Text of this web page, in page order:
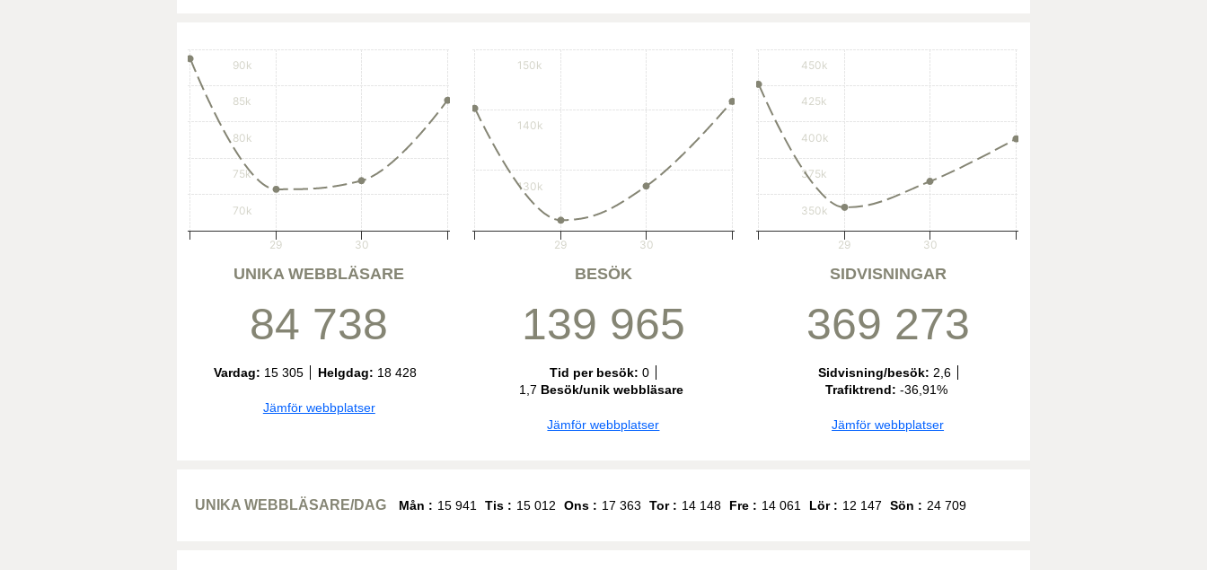
70k
75k
80k
85k
90k
29 30
UNIKA WEBBLÄSARE
84 738
Vardag: 15 305 Helgdag: 18 428
Jämför webbplatser
130k
140k
150k
29 30
BESÖK
139 965
Tid per besök: 0
1,7 Besök/unik webbläsare
Jämför webbplatser
350k
375k
400k
425k
450k
29 30
SIDVISNINGAR
369 273
Sidvisning/besök: 2,6
Trafiktrend: -36,91%
Jämför webbplatser
UNIKA WEBBLÄSARE/DAG Mån : 15 941 Tis : 15 012 Ons : 17 363 Tor : 14 148 Fre : 14 061 Lör : 12 147 Sön : 24 709